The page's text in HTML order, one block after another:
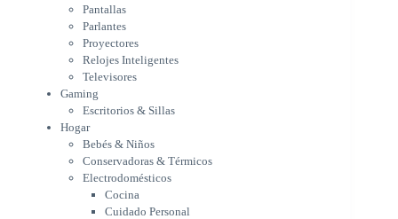
Bebés & Niños
Conservadoras & Térmicos
Electrodomésticos
Cocina
Cuidado Personal
Limpieza & Organización
Equipos de oficina
Herramientas & Utilidad
Impresoras
A chorro
Etiqueta & Ticket
Formato Ancho & Plotters
Pantallas
Parlantes
Proyectores
Relojes Inteligentes
Televisores
Gaming
Escritorios & Sillas
Hogar
Bebés & Niños
Conservadoras & Térmicos
Electrodomésticos
Cocina
Cuidado Personal